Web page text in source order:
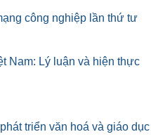
công nghiệp lần thứ tư
Nam: Lý luận và hiện thực
triển văn hoá và giáo dục